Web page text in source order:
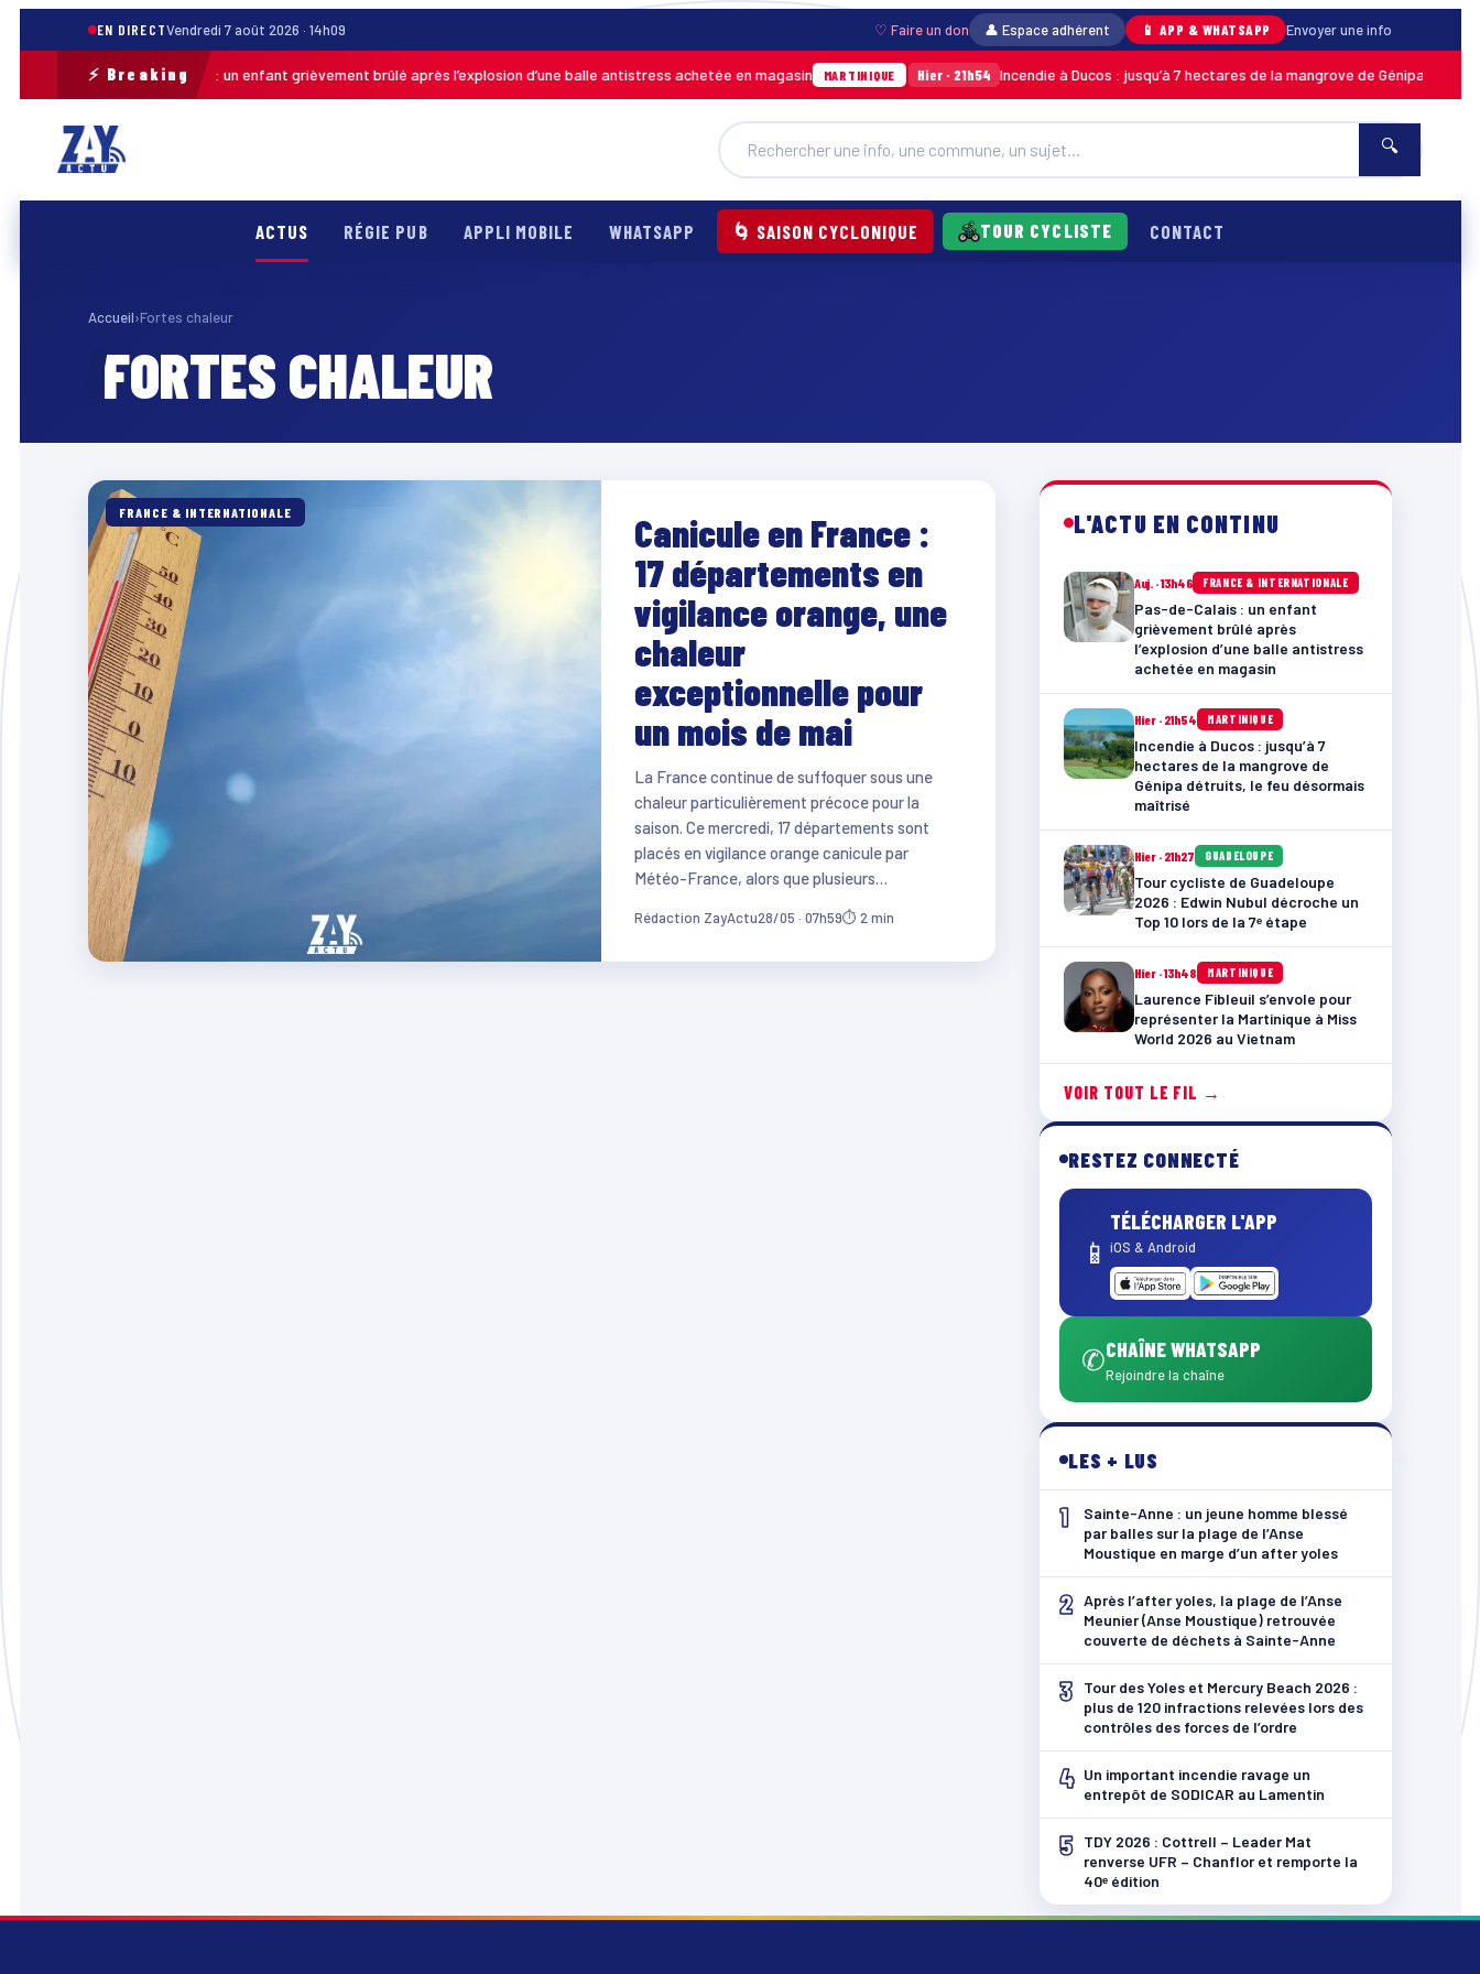
EN DIRECTVendredi 7 août 2026 · 14h09 ♡ Faire un don 👤 Espace adhérent 📱 APP & WHATSAPP Envoyer une info
⚡ Breaking
Pas-de-Calais : un enfant grièvement brûlé après l’explosion d’une balle antistress achetée en magasin MARTINIQUE Hier · 21h54 Incendie à Ducos : jusqu’à 7 hectares de la mangrove de Génipa détruits,
🔍
ACTUS RÉGIE PUB APPLI MOBILE WHATSAPP 🌀 SAISON CYCLONIQUE TOUR CYCLISTE CONTACT
Accueil›Fortes chaleur
FORTES CHALEUR
FRANCE & INTERNATIONALE
Canicule en France :
17 départements en
vigilance orange, une
chaleur
exceptionnelle pour
un mois de mai
La France continue de suffoquer sous une
chaleur particulièrement précoce pour la
saison. Ce mercredi, 17 départements sont
placés en vigilance orange canicule par
Météo-France, alors que plusieurs…
Rédaction ZayActu28/05 · 07h59⏱ 2 min
L'ACTU EN CONTINU
Auj. · 13h46 FRANCE & INTERNATIONALE
Pas-de-Calais : un enfant
grièvement brûlé après
l’explosion d’une balle antistress
achetée en magasin
Hier · 21h54 MARTINIQUE
Incendie à Ducos : jusqu’à 7
hectares de la mangrove de
Génipa détruits, le feu désormais
maîtrisé
Hier · 21h27 GUADELOUPE
Tour cycliste de Guadeloupe
2026 : Edwin Nubul décroche un
Top 10 lors de la 7ᵉ étape
Hier · 13h48 MARTINIQUE
Laurence Fibleuil s’envole pour
représenter la Martinique à Miss
World 2026 au Vietnam
VOIR TOUT LE FIL →
RESTEZ CONNECTÉ
📱
TÉLÉCHARGER L'APP
iOS & Android
✆CHAÎNE WHATSAPP
Rejoindre la chaîne
LES + LUS
1
Sainte-Anne : un jeune homme blessé
par balles sur la plage de l’Anse
Moustique en marge d’un after yoles
2 Après l’after yoles, la plage de l’Anse
Meunier (Anse Moustique) retrouvée
couverte de déchets à Sainte-Anne
3
Tour des Yoles et Mercury Beach 2026 :
plus de 120 infractions relevées lors des
contrôles des forces de l’ordre
4 Un important incendie ravage un
entrepôt de SODICAR au Lamentin
5
TDY 2026 : Cottrell – Leader Mat
renverse UFR – Chanflor et remporte la
40ᵉ édition